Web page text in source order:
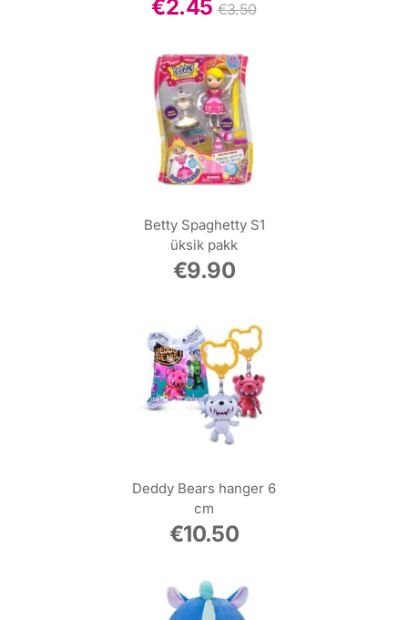
€2.45 €3.50
Betty Spaghetty S1
üksik pakk
€9.90
Deddy Bears hanger 6
cm
€10.50